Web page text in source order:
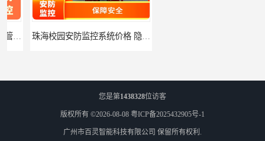
珠海校园安防监控系统价格 隐私保护 能够长时间稳定运行
您是第1438328位访客
版权所有 ©2026-08-08 粤ICP备2025432905号-1
广州市百灵智能科技有限公司 保留所有权利.